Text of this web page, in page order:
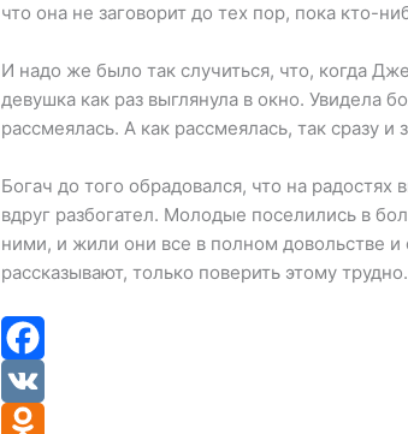
что она не заговорит до тех пор, пока кто-
И надо же было так случиться, что, когда
девушка как раз выглянула в окно. Увидела
рассмеялась. А как рассмеялась, так сразу и
Богач до того обрадовался, что на
вдруг разбогател. Молодые поселились в
ними, и жили они все в полном довольстве
рассказывают, только поверить этому трудно.
F
V